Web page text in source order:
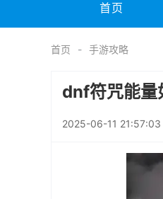
首页
首页 手游攻略
dnf符咒能量
2025-06-11 21:57:03